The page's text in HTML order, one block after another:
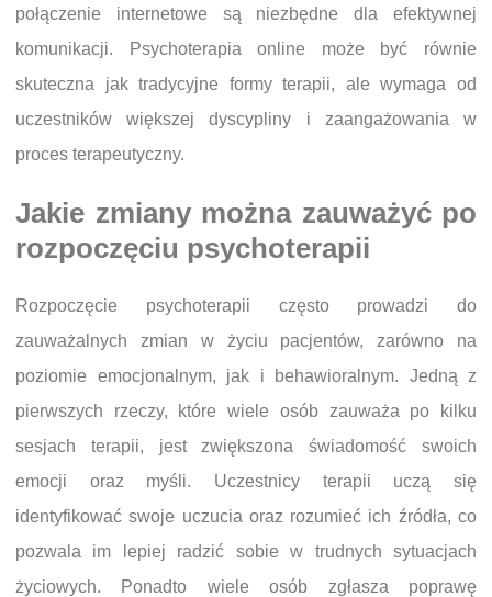
połączenie internetowe są niezbędne dla efektywnej
komunikacji. Psychoterapia online może być równie
skuteczna jak tradycyjne formy terapii, ale wymaga od
uczestników większej dyscypliny i zaangażowania w
proces terapeutyczny.
Jakie zmiany można zauważyć po
rozpoczęciu psychoterapii
Rozpoczęcie psychoterapii często prowadzi do
zauważalnych zmian w życiu pacjentów, zarówno na
poziomie emocjonalnym, jak i behawioralnym. Jedną z
pierwszych rzeczy, które wiele osób zauważa po kilku
sesjach terapii, jest zwiększona świadomość swoich
emocji oraz myśli. Uczestnicy terapii uczą się
identyfikować swoje uczucia oraz rozumieć ich źródła, co
pozwala im lepiej radzić sobie w trudnych sytuacjach
życiowych. Ponadto wiele osób zgłasza poprawę